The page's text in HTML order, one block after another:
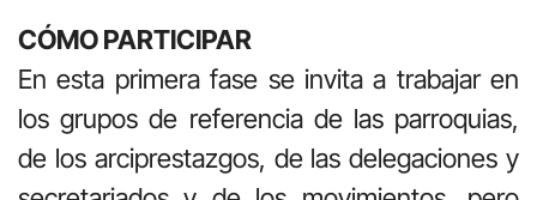
CÓMO PARTICIPAR
En esta primera fase se invita a trabajar en
los grupos de referencia de las parroquias,
de los arciprestazgos, de las delegaciones y